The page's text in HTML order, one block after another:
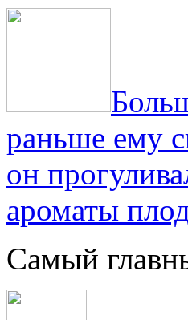
раньше ему
он
ароматы
Самый